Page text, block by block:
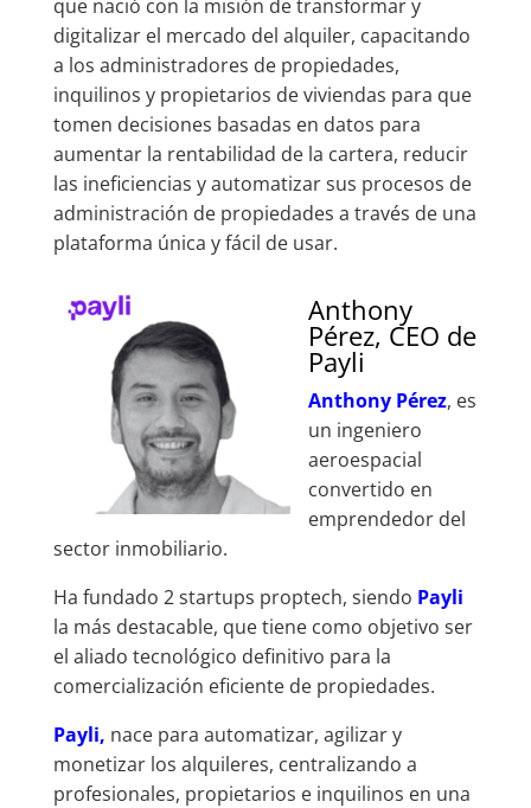
que nació con la misión de transformar y
digitalizar el mercado del alquiler, capacitando
a los administradores de propiedades,
inquilinos y propietarios de viviendas para que
tomen decisiones basadas en datos para
aumentar la rentabilidad de la cartera, reducir
las ineficiencias y automatizar sus procesos de
administración de propiedades a través de una
plataforma única y fácil de usar.
Anthony
Pérez, CEO de
Payli
Anthony Pérez, es
un ingeniero
aeroespacial
convertido en
emprendedor del
sector inmobiliario.
Ha fundado 2 startups proptech, siendo Payli
la más destacable, que tiene como objetivo ser
el aliado tecnológico definitivo para la
comercialización eficiente de propiedades.
Payli, nace para automatizar, agilizar y
monetizar los alquileres, centralizando a
profesionales, propietarios e inquilinos en una